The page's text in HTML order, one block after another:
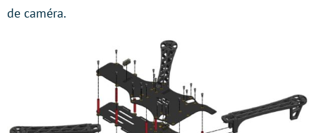
de caméra.